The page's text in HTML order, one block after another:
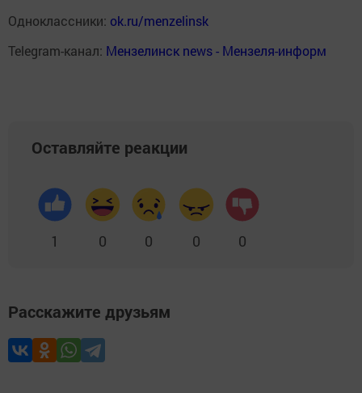
Одноклассники: ok.ru/menzelinsk
Telegram-канал: Мензелинск news - Мензеля-информ
Оставляйте реакции
1 0 0 0 0
Расскажите друзьям